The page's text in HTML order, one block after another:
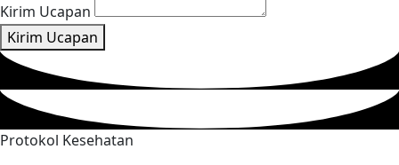
Kirim Ucapan
Kirim Ucapan
Protokol Kesehatan